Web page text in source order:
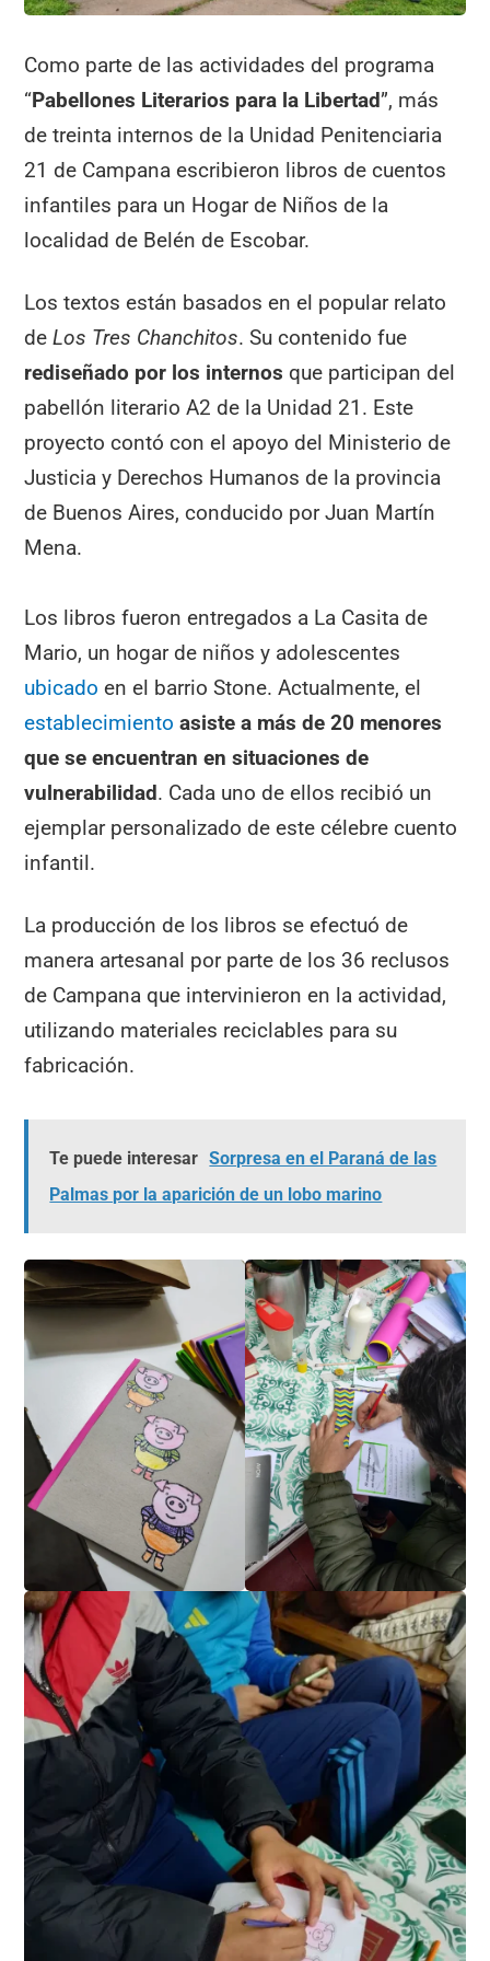
Como parte de las actividades del programa
“Pabellones Literarios para la Libertad”, más
de treinta internos de la Unidad Penitenciaria
21 de Campana escribieron libros de cuentos
infantiles para un Hogar de Niños de la
localidad de Belén de Escobar.
Los textos están basados en el popular relato
de Los Tres Chanchitos. Su contenido fue
rediseñado por los internos que participan del
pabellón literario A2 de la Unidad 21. Este
proyecto contó con el apoyo del Ministerio de
Justicia y Derechos Humanos de la provincia
de Buenos Aires, conducido por Juan Martín
Mena.
Los libros fueron entregados a La Casita de
Mario, un hogar de niños y adolescentes
ubicado en el barrio Stone. Actualmente, el
establecimiento asiste a más de 20 menores
que se encuentran en situaciones de
vulnerabilidad. Cada uno de ellos recibió un
ejemplar personalizado de este célebre cuento
infantil.
La producción de los libros se efectuó de
manera artesanal por parte de los 36 reclusos
de Campana que intervinieron en la actividad,
utilizando materiales reciclables para su
fabricación.
Te puede interesar Sorpresa en el Paraná de las
Palmas por la aparición de un lobo marino